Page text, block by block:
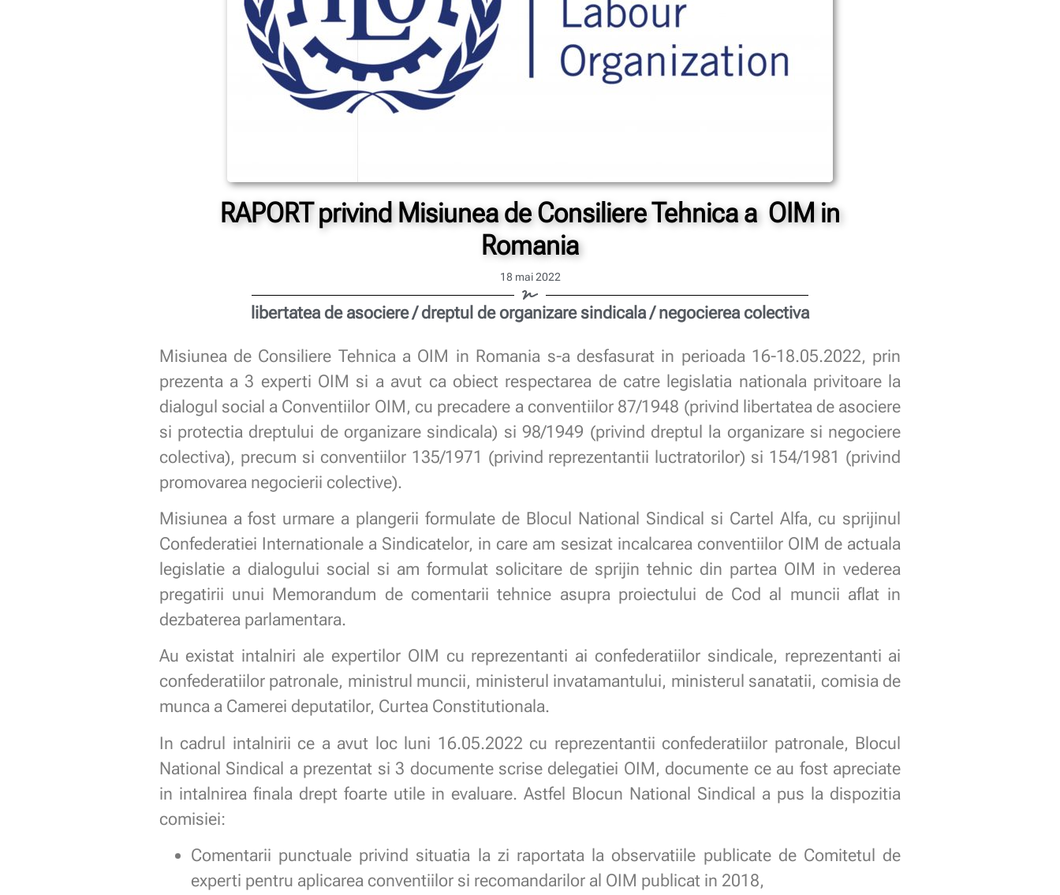
RAPORT privind Misiunea de Consiliere Tehnica a OIM in
Romania
18 mai 2022
libertatea de asociere / dreptul de organizare sindicala / negocierea colectiva
Misiunea de Consiliere Tehnica a OIM in Romania s-a desfasurat in perioada 16-18.05.2022, prin
prezenta a 3 experti OIM si a avut ca obiect respectarea de catre legislatia nationala privitoare la
dialogul social a Conventiilor OIM, cu precadere a conventiilor 87/1948 (privind libertatea de asociere
si protectia dreptului de organizare sindicala) si 98/1949 (privind dreptul la organizare si negociere
colectiva), precum si conventiilor 135/1971 (privind reprezentantii luctratorilor) si 154/1981 (privind
promovarea negocierii colective).
Misiunea a fost urmare a plangerii formulate de Blocul National Sindical si Cartel Alfa, cu sprijinul
Confederatiei Internationale a Sindicatelor, in care am sesizat incalcarea conventiilor OIM de actuala
legislatie a dialogului social si am formulat solicitare de sprijin tehnic din partea OIM in vederea
pregatirii unui Memorandum de comentarii tehnice asupra proiectului de Cod al muncii aflat in
dezbaterea parlamentara.
Au existat intalniri ale expertilor OIM cu reprezentanti ai confederatiilor sindicale, reprezentanti ai
confederatiilor patronale, ministrul muncii, ministerul invatamantului, ministerul sanatatii, comisia de
munca a Camerei deputatilor, Curtea Constitutionala.
In cadrul intalnirii ce a avut loc luni 16.05.2022 cu reprezentantii confederatiilor patronale, Blocul
National Sindical a prezentat si 3 documente scrise delegatiei OIM, documente ce au fost apreciate
in intalnirea finala drept foarte utile in evaluare. Astfel Blocun National Sindical a pus la dispozitia
comisiei:
Comentarii punctuale privind situatia la zi raportata la observatiile publicate de Comitetul de
experti pentru aplicarea conventiilor si recomandarilor al OIM publicat in 2018,